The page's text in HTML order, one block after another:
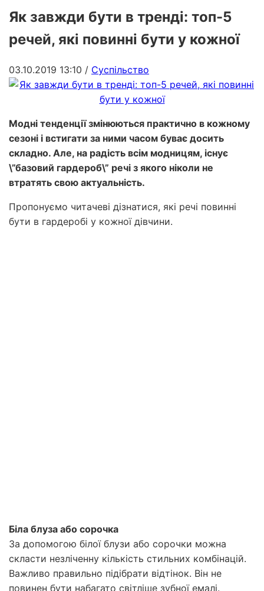
Як завжди бути в тренді: топ-5
речей, які повинні бути у кожної
03.10.2019 13:10 / Суспільство
Модні тенденції змінюються практично в кожному
сезоні і встигати за ними часом буває досить
складно. Але, на радість всім модницям, існує
\”базовий гардероб\” речі з якого ніколи не
втратять свою актуальність.
Пропонуємо читачеві дізнатися, які речі повинні
бути в гардеробі у кожної дівчини.
Біла блуза або сорочка
За допомогою білої блузи або сорочки можна
скласти незліченну кількість стильних комбінацій.
Важливо правильно підібрати відтінок. Він не
повинен бути набагато світліше зубної емалі.